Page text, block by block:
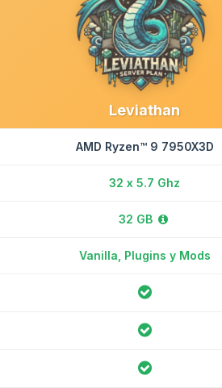
Leviathan
AMD Ryzen™ 9 7950X3D
32 x 5.7 Ghz
32 GB
Vanilla, Plugins y Mods